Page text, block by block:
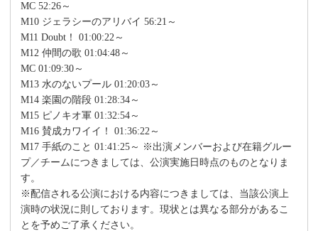
MC 52:26～
M10 ジェラシーのアリバイ 56:21～
M11 Doubt！ 01:00:22～
M12 仲間の歌 01:04:48～
MC 01:09:30～
M13 水のないプール 01:20:03～
M14 楽園の階段 01:28:34～
M15 ピノキオ軍 01:32:54～
M16 賛成カワイイ！ 01:36:22～
M17 手紙のこと 01:41:25～ ※出演メンバーおよび在籍グルー
プ／チームにつきましては、公演実施日時点のものとなりま
す。
※配信される公演における内容につきましては、当該公演上
演時の状況に則しております。現状とは異なる部分があるこ
とを予めご了承ください。